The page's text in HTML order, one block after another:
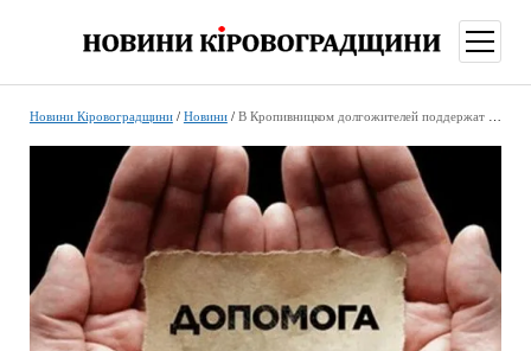
меню
Новини Кіровоградщини/ Новини/ В Кропивницком долгожителей поддержат материально